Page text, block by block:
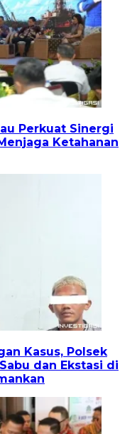
Perkuat Sinergi
Ketahanan
Kasus, Polsek
dan Ekstasi di